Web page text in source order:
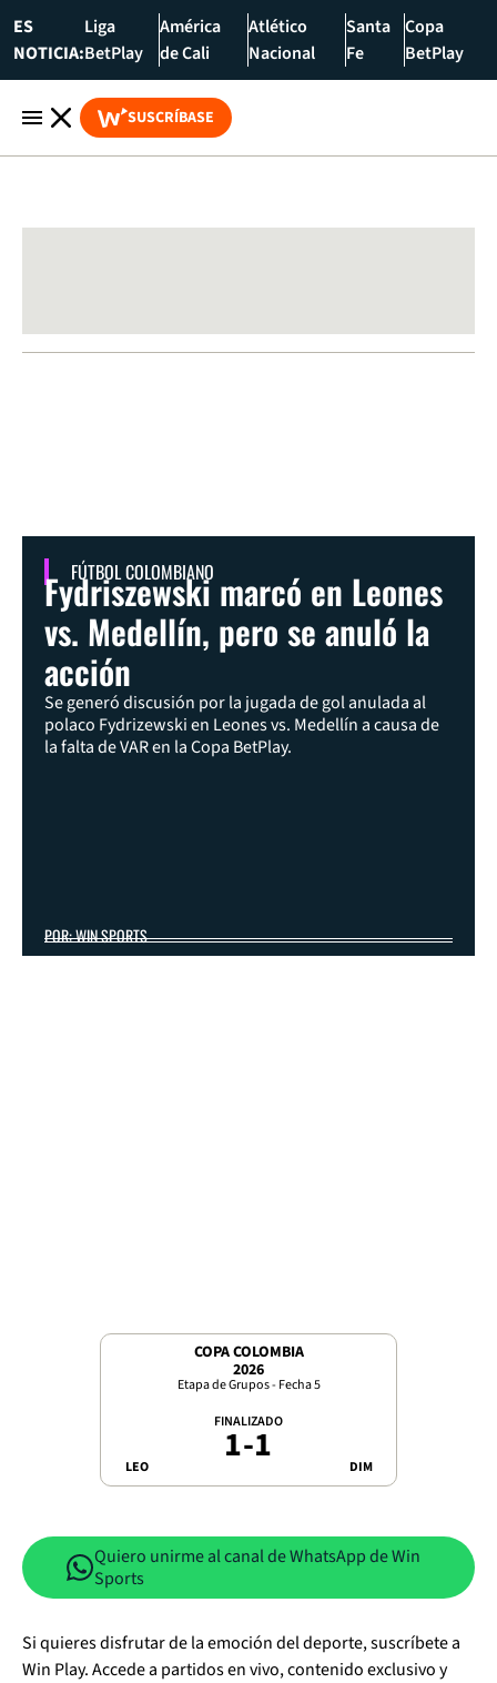
ES
NOTICIA:
Liga
BetPlay
América
de Cali
Atlético
Nacional
Santa
Fe
Copa
BetPlay
SUSCRÍBASE
FÚTBOL COLOMBIANO
Fydriszewski marcó en Leones
vs. Medellín, pero se anuló la
acción
Se generó discusión por la jugada de gol anulada al
polaco Fydrizewski en Leones vs. Medellín a causa de
la falta de VAR en la Copa BetPlay.
POR: WIN SPORTS
COPA COLOMBIA
2026
Etapa de Grupos - Fecha 5
LEO
FINALIZADO
1-1 DIM
Quiero unirme al canal de WhatsApp de Win
Sports
Si quieres disfrutar de la emoción del deporte, suscríbete a
Win Play. Accede a partidos en vivo, contenido exclusivo y